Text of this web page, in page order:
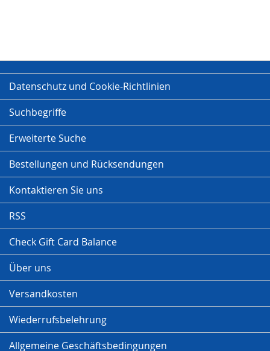
Datenschutz und Cookie-Richtlinien
Suchbegriffe
Erweiterte Suche
Bestellungen und Rücksendungen
Kontaktieren Sie uns
RSS
Check Gift Card Balance
Über uns
Versandkosten
Wiederrufsbelehrung
Allgemeine Geschäftsbedingungen